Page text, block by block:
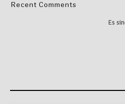
Recent Comments
Es